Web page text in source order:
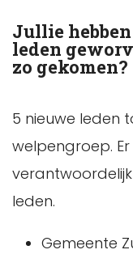
Jullie
leden
zo gekomen?
5 nieuwe leden
welpengroep.
leden.
Gemeente